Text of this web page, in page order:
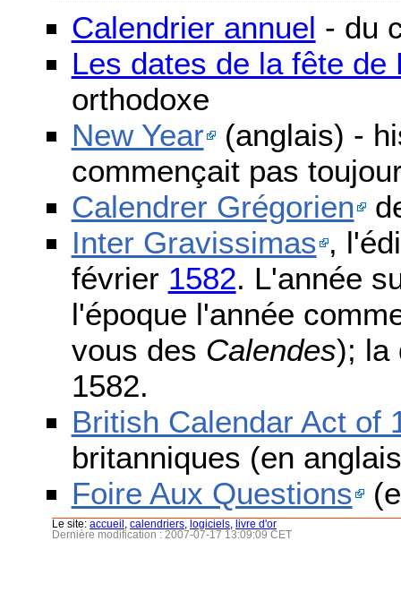
Calendrier annuel - du
Les dates de la fête de
orthodoxe
New Year (anglais) -
commençait pas
Calendrer Grégorien
Inter Gravissimas ,
février 1582. L'année
l'époque l'année
vous des Calendes); la
1582.
British Calendar Act of
britanniques (en
Foire Aux Questions
Le site: accueil calendriers logiciels
livre d'or
Dernière modification : 2007-07-17 13:09:09 CET